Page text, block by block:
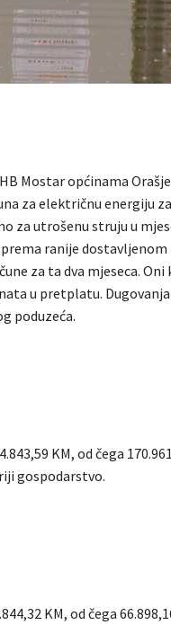
Mostar općinama
za električnu energiju
za utrošenu struju u
prema ranije
za ta dva mjeseca.
u pretplatu.
poduzeća.
KM, od čega
gospodarstvo.
KM, od čega